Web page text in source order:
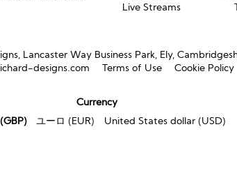
Live Streams
Lancaster Way Business Park, Ely,
designs.com Terms of Use Cookie Policy
Currency
ユーロ (EUR) United States dollar (USD)